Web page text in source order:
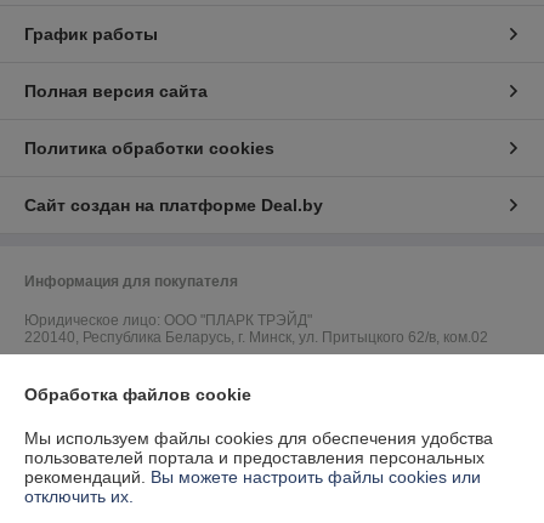
График работы
Полная версия сайта
Политика обработки cookies
Сайт создан на платформе Deal.by
Информация для покупателя
Юридическое лицо: ООО "ПЛАРК ТРЭЙД"
220140, Республика Беларусь, г. Минск, ул. Притыцкого 62/в, ком.02
Регистрационный орган: Администрация Фрунзенского района г.
Минска
Обработка файлов cookie
Мы используем файлы cookies для обеспечения удобства
пользователей портала и предоставления персональных
рекомендаций. Вы можете настроить файлы cookies или
отключить их.